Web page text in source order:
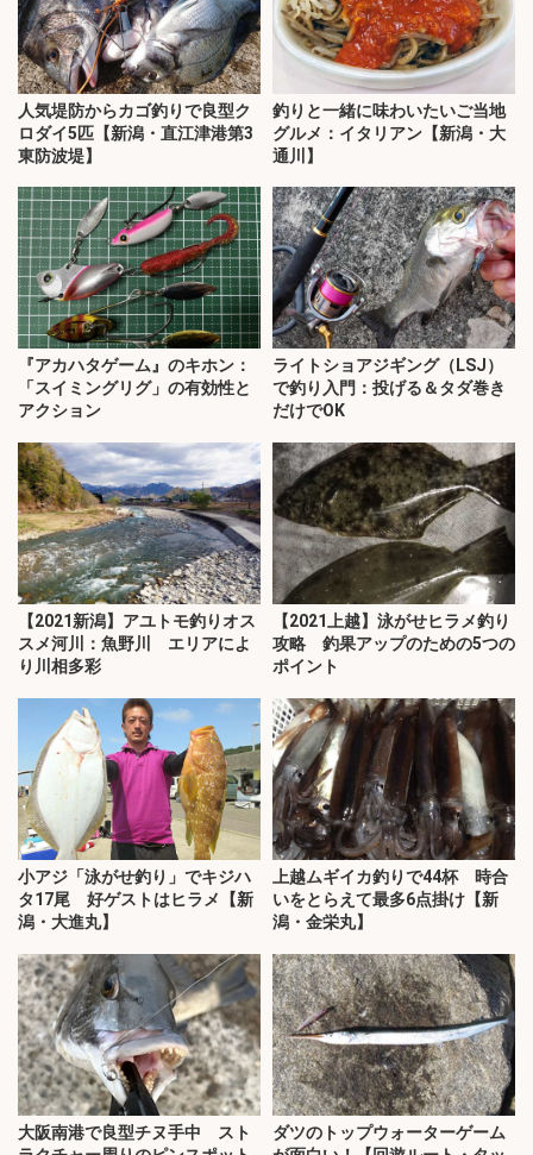
人気堤防からカゴ釣りで良型ク
ロダイ5匹【新潟・直江津港第3
東防波堤】
釣りと一緒に味わいたいご当地
グルメ：イタリアン【新潟・大
通川】
『アカハタゲーム』のキホン：
「スイミングリグ」の有効性と
アクション
ライトショアジギング（LSJ）
で釣り入門：投げる＆タダ巻き
だけでOK
【2021新潟】アユトモ釣りオス
スメ河川：魚野川 エリアによ
り川相多彩
【2021上越】泳がせヒラメ釣り
攻略 釣果アップのための5つの
ポイント
小アジ「泳がせ釣り」でキジハ
タ17尾 好ゲストはヒラメ【新
潟・大進丸】
上越ムギイカ釣りで44杯 時合
いをとらえて最多6点掛け【新
潟・金栄丸】
大阪南港で良型チヌ手中 スト
ダツのトップウォーターゲーム